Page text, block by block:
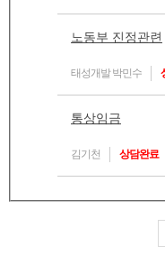
노동부 진정관련
태성개발 박민수
통상임금
김기천 상담완료